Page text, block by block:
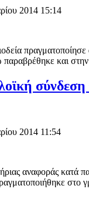
2014 15:14
παραβρέθηκε και
2014 11:54
αναφοράς κατά
στο